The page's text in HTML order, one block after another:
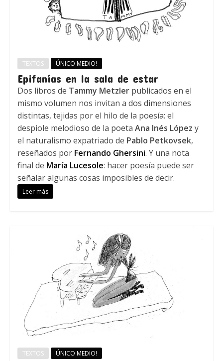
TEXTOS ÚNICO MEDIO!
Epifanías en la sala de estar
Dos libros de Tammy Metzlerpublicados en el
mismo volumen nos invitan a dos dimensiones
distintas, tejidas por el hilo de la poesía: el
despiole melodioso de la poeta Ana Inés López y
el naturalismo expatriado de Pablo Petkovsek,
reseñados por Fernando Ghersini. Y una nota
final de María Lucesole: hacer poesía puede ser
señalar algunas cosas imposibles de decir.
Leer más
TEXTOS ÚNICO MEDIO!